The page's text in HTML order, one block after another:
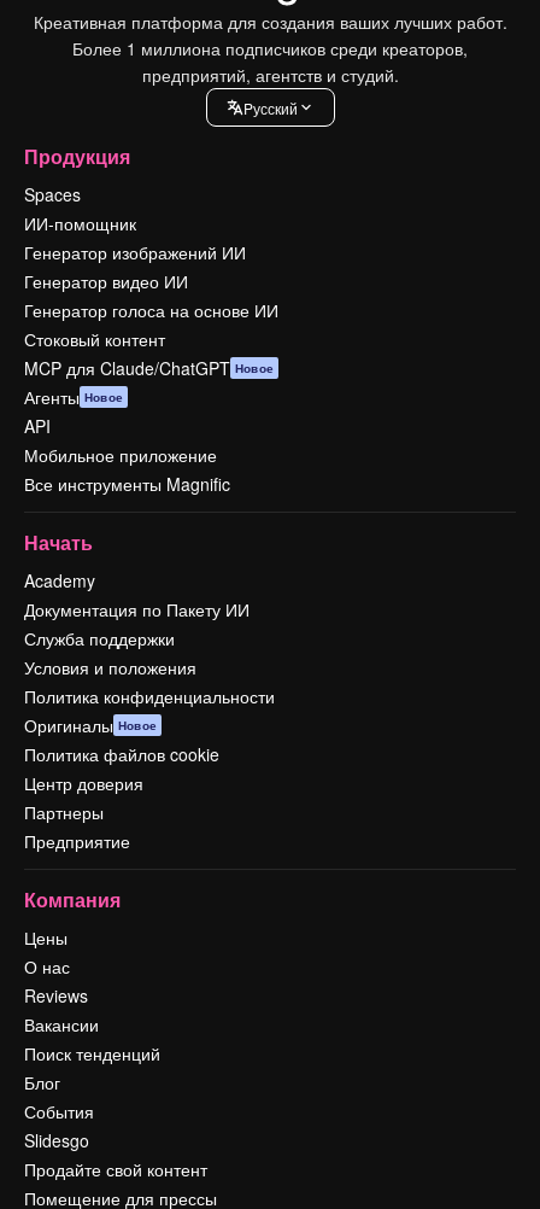
Креативная платформа для создания ваших лучших работ.
Более 1 миллиона подписчиков среди креаторов,
предприятий, агентств и студий.
Pусский
Продукция
Spaces
ИИ-помощник
Генератор изображений ИИ
Генератор видео ИИ
Генератор голоса на основе ИИ
Стоковый контент
MCP для Claude/ChatGPT Новое
Агенты Новое
API
Мобильное приложение
Все инструменты Magnific
Начать
Academy
Документация по Пакету ИИ
Служба поддержки
Условия и положения
Политика конфиденциальности
Оригиналы Новое
Политика файлов cookie
Центр доверия
Партнеры
Предприятие
Компания
Цены
О нас
Reviews
Вакансии
Поиск тенденций
Блог
События
Slidesgo
Продайте свой контент
Помещение для прессы